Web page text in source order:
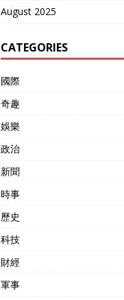
August 2025
CATEGORIES
國際
奇趣
娛樂
政治
新聞
時事
歷史
科技
財經
軍事